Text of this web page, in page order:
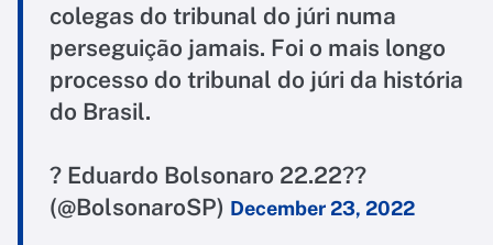
colegas do tribunal do júri numa
perseguição jamais. Foi o mais longo
processo do tribunal do júri da história
do Brasil.
? Eduardo Bolsonaro 22.22??
(@BolsonaroSP) December 23, 2022